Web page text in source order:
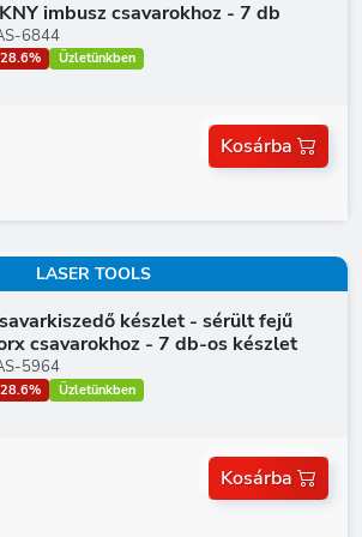
imbusz csavarokhoz - 7 db
6844
Üzletünkben
Kosárba
LASER TOOLS
készlet - sérült fejű
csavarokhoz - 7 db-os készlet
5964
Üzletünkben
Kosárba